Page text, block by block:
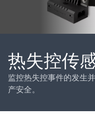
热失控传
监控热失控事件的发生
产安全。